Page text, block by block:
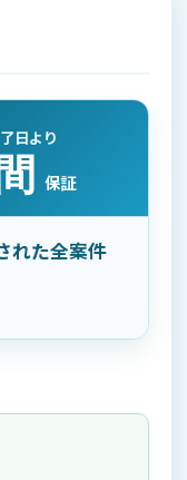
日より
保証
れた全案件